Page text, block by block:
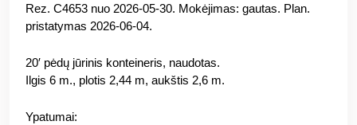
Rez. C4653 nuo 2026-05-30. Mokėjimas: gautas. Plan.
pristatymas 2026-06-04.
20′ pėdų jūrinis konteineris, naudotas.
Ilgis 6 m., plotis 2,44 m, aukštis 2,6 m.
Ypatumai: